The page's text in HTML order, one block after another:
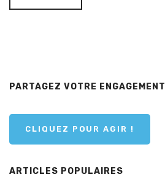
PARTAGEZ VOTRE ENGAGEMENT
CLIQUEZ POUR AGIR !
ARTICLES POPULAIRES